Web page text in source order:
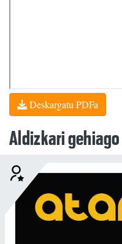
Deskargatu PDFa
Aldizkari gehiago